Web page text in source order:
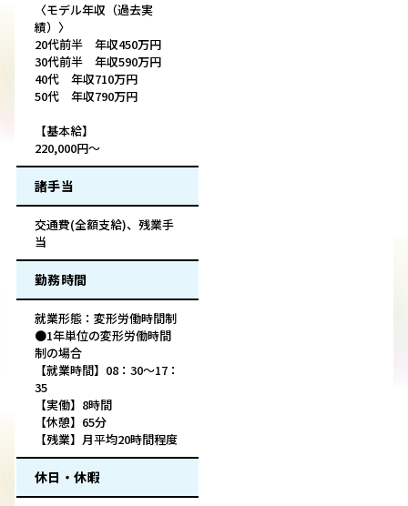
〈モデル年収（過去実
績）〉
20代前半 年収450万円
30代前半 年収590万円
40代 年収710万円
50代 年収790万円
【基本給】
220,000円～
諸手当
交通費(全額支給)、残業手
当
勤務時間
就業形態：変形労働時間制
●1年単位の変形労働時間
制の場合
【就業時間】08：30～17：
35
【実働】8時間
【休憩】65分
【残業】月平均20時間程度
休日・休暇